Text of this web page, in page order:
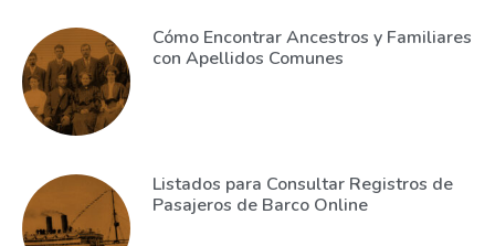
Cómo Encontrar Ancestros y Familiares
con Apellidos Comunes
Listados para Consultar Registros de
Pasajeros de Barco Online